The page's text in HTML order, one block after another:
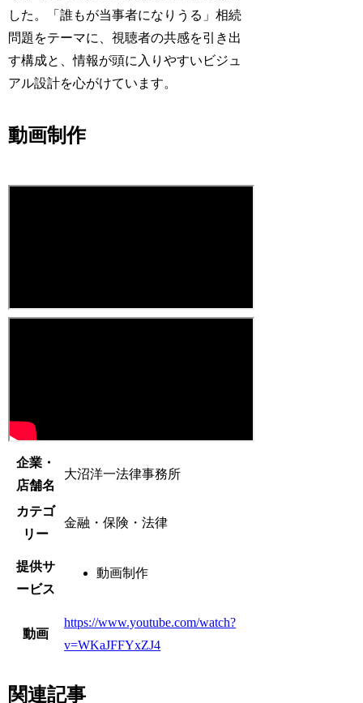
した。「誰もが当事者になりうる」相続
問題をテーマに、視聴者の共感を引き出
す構成と、情報が頭に入りやすいビジュ
アル設計を心がけています。
動画制作
企業・
店舗名
大沼洋一法律事務所
カテゴ
リー
金融・保険・法律
提供サ
ービス
動画制作
動画
https://www.youtube.com/watch?
v=WKaJFFYxZJ4
関連記事